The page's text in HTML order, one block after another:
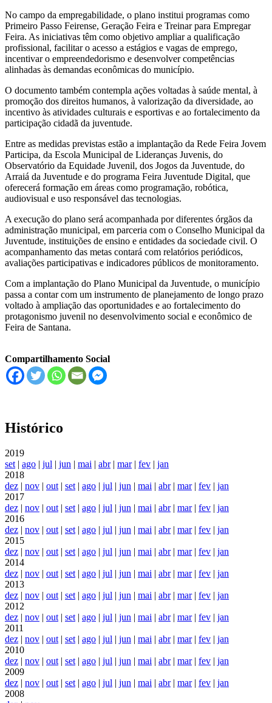
No campo da empregabilidade, o plano institui programas como
Primeiro Passo Feirense, Geração Feira e Treinar para Empregar
Feira. As iniciativas têm como objetivo ampliar a qualificação
profissional, facilitar o acesso a estágios e vagas de emprego,
incentivar o empreendedorismo e desenvolver competências
alinhadas às demandas econômicas do município.
O documento também contempla ações voltadas à saúde mental, à
promoção dos direitos humanos, à valorização da diversidade, ao
incentivo às atividades culturais e esportivas e ao fortalecimento da
participação cidadã da juventude.
Entre as medidas previstas estão a implantação da Rede Feira Jovem
Participa, da Escola Municipal de Lideranças Juvenis, do
Observatório da Equidade Juvenil, dos Jogos da Juventude, do
Arraiá da Juventude e do programa Feira Juventude Digital, que
oferecerá formação em áreas como programação, robótica,
audiovisual e uso responsável das tecnologias.
A execução do plano será acompanhada por diferentes órgãos da
administração municipal, em parceria com o Conselho Municipal da
Juventude, instituições de ensino e entidades da sociedade civil. O
acompanhamento das metas contará com relatórios periódicos,
avaliações participativas e indicadores públicos de monitoramento.
Com a implantação do Plano Municipal da Juventude, o município
passa a contar com um instrumento de planejamento de longo prazo
voltado à ampliação das oportunidades e ao fortalecimento do
protagonismo juvenil no desenvolvimento social e econômico de
Feira de Santana.
Compartilhamento Social
Histórico
2019
set| ago jul jun mai abr| mar| fev
jan
2018
dez
nov out| set| ago jul jun mai abr| mar| fev
jan
2017
dez
nov out| set| ago jul jun mai abr| mar| fev
jan
2016
dez
nov out| set| ago jul jun mai abr| mar| fev
jan
2015
dez
nov out| set| ago jul jun mai abr| mar| fev
jan
2014
dez
nov out| set| ago jul jun mai abr| mar| fev
jan
2013
dez
nov out| set| ago jul jun mai abr| mar| fev
jan
2012
dez
nov out| set| ago jul jun mai abr| mar| fev
jan
2011
dez
nov out| set| ago jul jun mai abr| mar| fev
jan
2010
dez
nov out| set| ago jul jun mai abr| mar| fev
jan
2009
dez
nov out| set| ago jul jun mai abr| mar| fev
jan
2008